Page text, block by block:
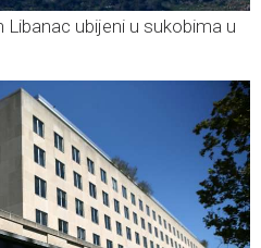
Libanac ubijeni u sukobima u